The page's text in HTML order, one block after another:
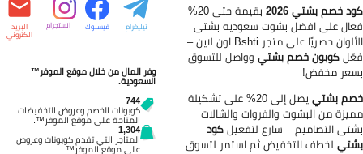
خصم بشتي 2026
بقيمة حتى 20%
على افضل بشوت سعوديه بشتى
الألوان حصريًا على متجر Bshti اون لاين –
كوبون خصم بشتيوواصل للتسوق
مخفض!
بشتي
يصل إلى 20% على تشكيلة
من البشوت والفروات والشالات
التصاميم – سارع لتفعيلكود
لخطف التخفيض ثم استمر لتسوق
تيليغرام فيسبوك انستجرام البريد
الكتروني
وفر المال من خلال موقع الموفر™
السعودية.
744
كوبونات الخصم وعروض التخفيضات
المتاحة على موقع الموفر™.
1,304
المتاجر التي تقدم كوبونات وعروض
على موقع الموفر™.